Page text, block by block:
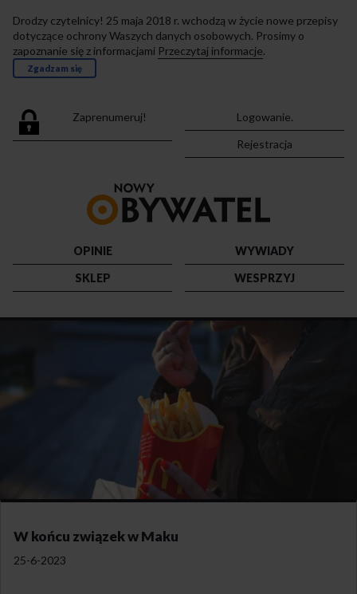
Drodzy czytelnicy! 25 maja 2018 r. wchodzą w życie nowe przepisy
dotyczące ochrony Waszych danych osobowych. Prosimy o
zapoznanie się z informacjami Przeczytaj informacje.
Zgadzam się
Zaprenumeruj!
Logowanie.
Rejestracja
strony
OPINIE
WYWIADY
SKLEP
WESPRZYJ
W końcu związek w Maku
25-6-2023